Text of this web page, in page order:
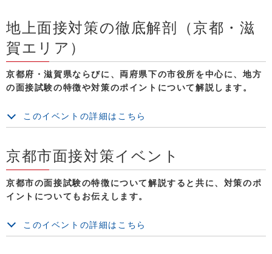
地上面接対策の徹底解剖（京都・滋
賀エリア）
京都府・滋賀県ならびに、両府県下の市役所を中心に、地方
の面接試験の特徴や対策のポイントについて解説します。
このイベントの詳細はこちら
京都市面接対策イベント
京都市の面接試験の特徴について解説すると共に、対策のポ
イントについてもお伝えします。
このイベントの詳細はこちら